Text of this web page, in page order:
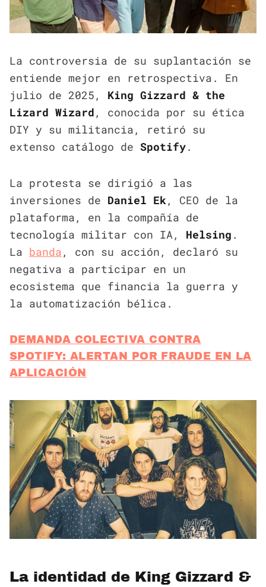
La controversia de su suplantación se
entiende mejor en retrospectiva. En
julio de 2025, King Gizzard & the
Lizard Wizard , conocida por su ética
DIY y su militancia, retiró su
extenso catálogo de Spotify.
La protesta se dirigió a las
inversiones de Daniel Ek, CEO de la
plataforma, en la compañía de
tecnología militar con IA, Helsing .
La banda , con su acción, declaró su
negativa a participar en un
ecosistema que financia la guerra y
la automatización bélica.
DEMANDA COLECTIVA CONTRA
SPOTIFY: ALERTAN POR FRAUDE EN LA
APLICACIÓN
La identidad de King Gizzard &